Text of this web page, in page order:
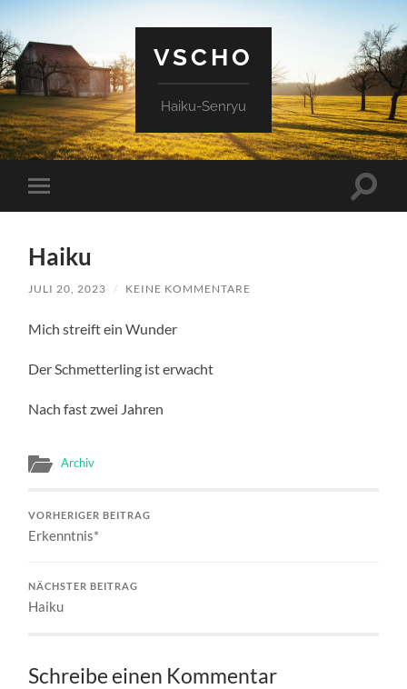
VSCHO
Haiku-Senryu
Mobile-
Menü
Haiku
JULI 20, 2023 / KEINE KOMMENTARE
Mich streift ein Wunder
Der Schmetterling ist erwacht
Nach fast zwei Jahren
Archiv
VORHERIGER BEITRAG
Erkenntnis*
NÄCHSTER BEITRAG
Haiku
Schreibe einen Kommentar